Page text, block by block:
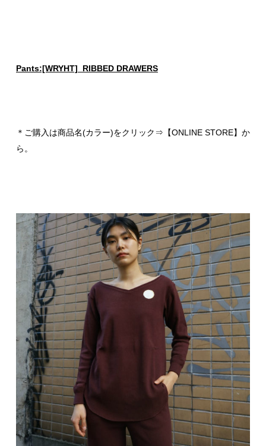
Pants:[WRYHT] RIBBED DRAWERS
＊ご購入は商品名(カラー)をクリック⇒【ONLINE STORE】か
ら。